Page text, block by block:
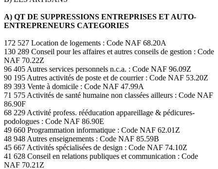
A) QT DE SUPPRESSIONS ENTREPRISES ET AUTO-
ENTREPRENEURS CATEGORIES
172 527 Location de logements : Code NAF 68.20A
130 289 Conseil pour les affaires et autres conseils de gestion : Code
NAF 70.22Z
96 405 Autres services personnels n.c.a. : Code NAF 96.09Z
90 195 Autres activités de poste et de courrier : Code NAF 53.20Z
89 393 Vente à domicile : Code NAF 47.99A
71 575 Activités de santé humaine non classées ailleurs : Code NAF
86.90F
68 229 Activité profess. rééducation appareillage & pédicures-
podologues : Code NAF 86.90E
49 660 Programmation informatique : Code NAF 62.01Z
48 948 Autres enseignements : Code NAF 85.59B
45 667 Activités spécialisées de design : Code NAF 74.10Z
41 628 Conseil en relations publiques et communication : Code
NAF 70.21Z